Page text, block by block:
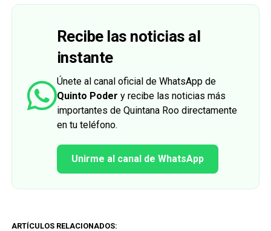
Recibe las noticias al
instante
Únete al canal oficial de WhatsApp de
Quinto Poder y recibe las noticias más
importantes de Quintana Roo directamente
en tu teléfono.
Unirme al canal de WhatsApp
ARTÍCULOS RELACIONADOS: